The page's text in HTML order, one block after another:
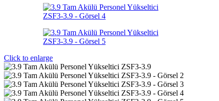
Click to enlarge